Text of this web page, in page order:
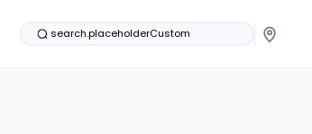
search.placeholderCustom